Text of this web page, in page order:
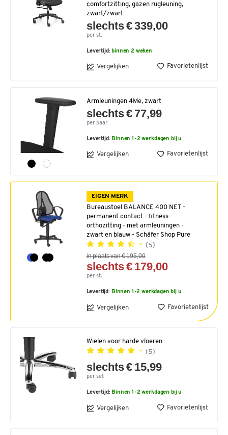
comfortzitting, gazen rugleuning,
zwart/zwart
slechts € 339,00
per st.
Levertijd: binnen 2 weken
Vergelijken Favorietenlijst
Armleuningen 4Me, zwart
slechts € 77,99
per paar
Levertijd: Binnen 1-2 werkdagen bij u
Vergelijken Favorietenlijst
EIGEN MERK
Bureaustoel BALANCE 400 NET -
permanent contact - fitness-
orthozitting - met armleuningen -
zwart en blauw - Schäfer Shop Pure
(5)
in plaats van € 195,00
slechts € 179,00
per st.
Levertijd: Binnen 1-2 werkdagen bij u
Vergelijken Favorietenlijst
Wielen voor harde vloeren
(5)
slechts € 15,99
per set
Levertijd: Binnen 1-2 werkdagen bij u
Vergelijken Favorietenlijst